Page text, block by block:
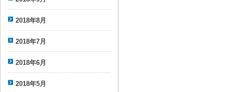
2018年8月
2018年7月
2018年6月
2018年5月